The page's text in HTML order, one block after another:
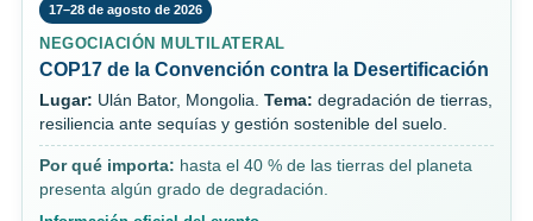
17–28 de agosto de 2026
NEGOCIACIÓN MULTILATERAL
COP17 de la Convención contra la Desertificación
Lugar: Ulán Bator, Mongolia. Tema: degradación de tierras,
resiliencia ante sequías y gestión sostenible del suelo.
Por qué importa: hasta el 40 % de las tierras del planeta
presenta algún grado de degradación.